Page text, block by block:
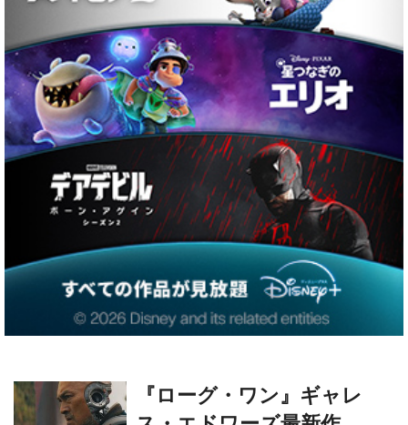
『ザ・クリエイター／創世